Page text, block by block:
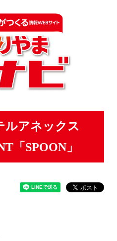
ルアネックス
「SPOON」